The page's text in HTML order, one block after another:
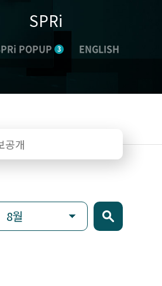
SPRi
POPUP 3 ENGLISH
공개